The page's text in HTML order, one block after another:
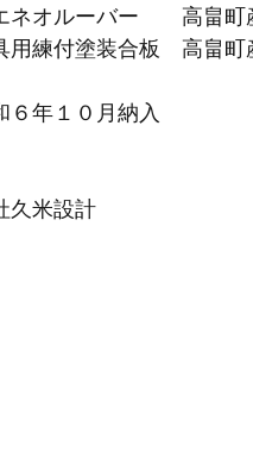
ネオルーバー　　高畠
装合板　高畠町産
０月納入
久米設計